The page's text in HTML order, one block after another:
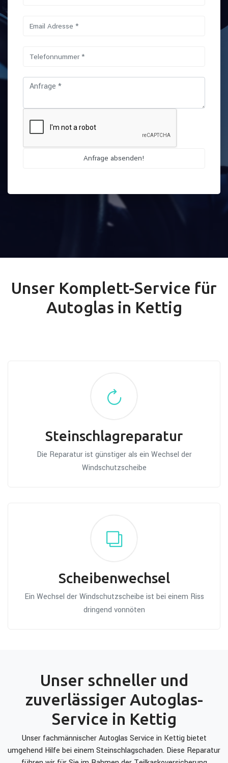
Unser Komplett-Service für
Autoglas in Kettig
Steinschlagreparatur
Die Reparatur ist günstiger als ein Wechsel der
Windschutzscheibe
Scheibenwechsel
Ein Wechsel der Windschutzscheibe ist bei einem Riss
dringend vonnöten
Unser schneller und
zuverlässiger Autoglas-
Service in Kettig
Unser fachmännischer Autoglas Service in Kettig bietet
umgehend Hilfe bei einem Steinschlagschaden. Diese Reparatur